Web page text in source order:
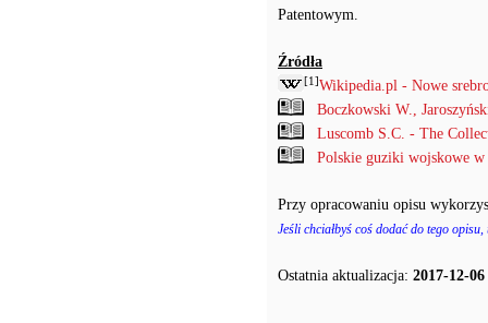
Patentowym.
Źródła
[1]Wikipedia.pl - Nowe
Boczkowski W.,
Luscomb S.C. - The
Polskie guziki wojskowe
Przy opracowaniu opisu
Jeśli chciałbyś coś dodać do tego
Ostatnia aktualizacja: 2017-12-